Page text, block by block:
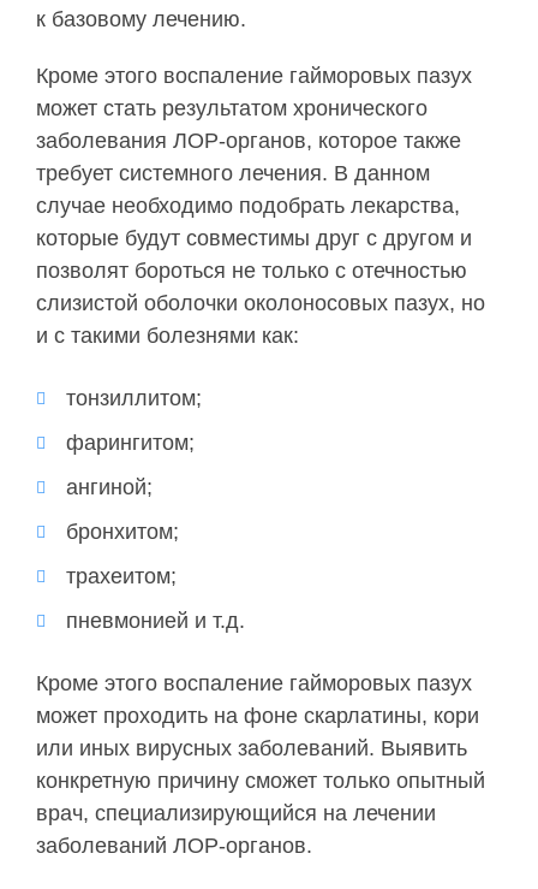
к базовому лечению.
Кроме этого воспаление гайморовых пазух
может стать результатом хронического
заболевания ЛОР-органов, которое также
требует системного лечения. В данном
случае необходимо подобрать лекарства,
которые будут совместимы друг с другом и
позволят бороться не только с отечностью
слизистой оболочки околоносовых пазух, но
и с такими болезнями как:
тонзиллитом;
фарингитом;
ангиной;
бронхитом;
трахеитом;
пневмонией и т.д.
Кроме этого воспаление гайморовых пазух
может проходить на фоне скарлатины, кори
или иных вирусных заболеваний. Выявить
конкретную причину сможет только опытный
врач, специализирующийся на лечении
заболеваний ЛОР-органов.